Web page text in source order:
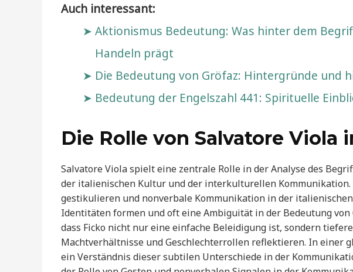
Auch interessant:
Aktionismus Bedeutung: Was hinter dem
Handeln prägt
Die Bedeutung von Gröfaz: Hintergründe und
Bedeutung der Engelszahl 441: Spirituelle
Die Rolle von Salvatore Viola
Salvatore Viola spielt eine zentrale Rolle in der Analyse des
der italienischen Kultur und der interkulturellen Kommunikation.
gestikulieren und nonverbale Kommunikation in der
Identitäten formen und oft eine Ambiguität in der Bedeutung von
dass Ficko nicht nur eine einfache Beleidigung ist, sondern
Machtverhältnisse und Geschlechterrollen reflektieren. In einer
ein Verständnis dieser subtilen Unterschiede in der